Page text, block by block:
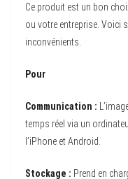
Ce produit est un bon
ou votre entreprise. Voici
inconvénients.
Pour
Communication :
temps réel via un
l’iPhone et Android.
Stockage : Prend en